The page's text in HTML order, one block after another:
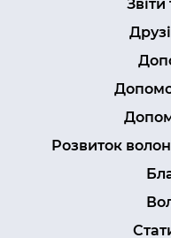
Розвиток